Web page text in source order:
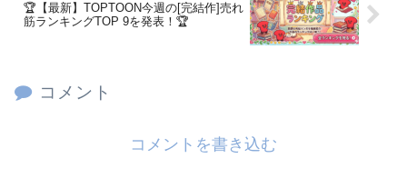
🏆【最新】TOPTOON今週の[完結作]売れ
筋ランキングTOP 9を発表！🏆
コメント
コメントを書き込む